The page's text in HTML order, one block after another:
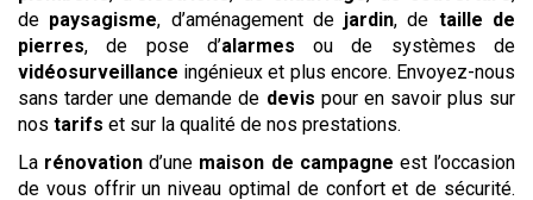
de paysagisme, d’aménagement de jardin, de taille de
pierres, de pose d’alarmes ou de systèmes de
vidéosurveillance ingénieux et plus encore. Envoyez-nous
sans tarder une demande de devis pour en savoir plus sur
nos tarifs et sur la qualité de nos prestations.
La rénovation d’une maison de campagne est l’occasion
de vous offrir un niveau optimal de confort et de sécurité.